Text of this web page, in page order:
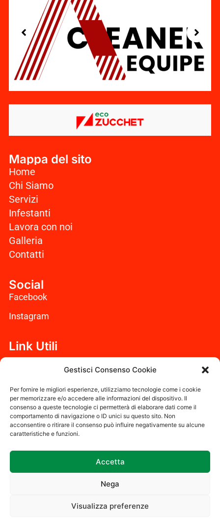
Gestisci Consenso Cookie
Per fornire le migliori esperienze, utilizziamo tecnologie come i cookie
per memorizzare e/o accedere alle informazioni del dispositivo. Il
consenso a queste tecnologie ci permetterà di elaborare dati come il
comportamento di navigazione o ID unici su questo sito. Non
acconsentire o ritirare il consenso può influire negativamente su alcune
caratteristiche e funzioni.
Accetta
Nega
Visualizza preferenze
Mappa del sito
Home
Chi Siamo
Servizi
Infestanti
Lavora con noi
Galleria
Contatti
Social
Facebook
Instagram
Link Utili
Dichiarazione sulla Privacy (UE)
Disconoscimento
Codice Etico
2023 Eco Zucchet S.r.l. Società a responsabilità
limitata – Capitale sociale €10.000,00 -Sede legale
P.iva 17034561005